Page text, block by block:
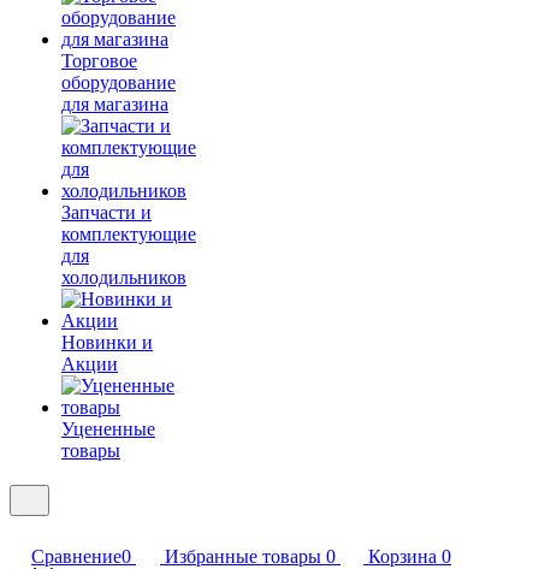
Торговое
оборудование
для магазина
Запчасти и
комплектующие
для
холодильников
Новинки и
Акции
Уцененные
товары
Сравнение0 Избранные товары 0 Корзина 0